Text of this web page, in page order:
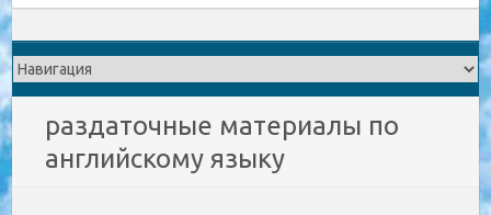
раздаточные материалы по
английскому языку